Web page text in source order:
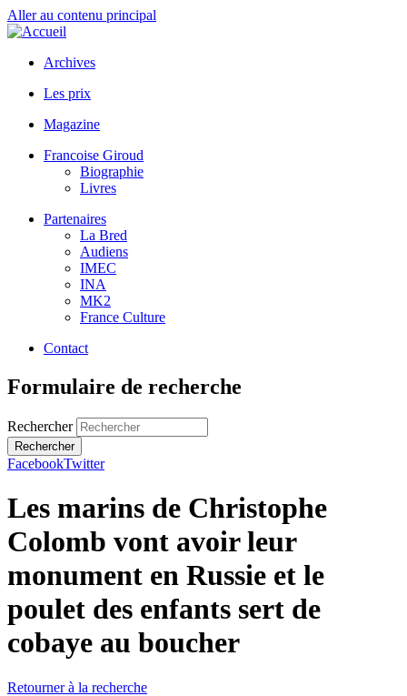
Aller au contenu principal
Archives
Les prix
Magazine
Francoise Giroud
Biographie
Livres
Partenaires
La Bred
Audiens
IMEC
INA
MK2
France Culture
Contact
Formulaire de recherche
Rechercher
FacebookTwitter
Les marins de Christophe
Colomb vont avoir leur
monument en Russie et le
poulet des enfants sert de
cobaye au boucher
Retourner à la recherche